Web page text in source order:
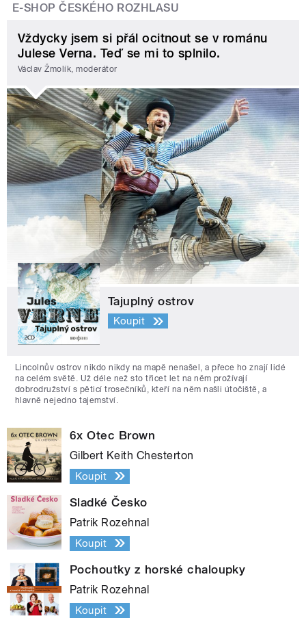
E-SHOP ČESKÉHO ROZHLASU
Vždycky jsem si přál ocitnout se v románu
Julese Verna. Teď se mi to splnilo.
Václav Žmolík, moderátor
Tajuplný ostrov
Koupit
Lincolnův ostrov nikdo nikdy na mapě nenašel, a přece ho znají lidé
na celém světě. Už déle než sto třicet let na něm prožívají
dobrodružství s pěticí trosečníků, kteří na něm našli útočiště, a
hlavně nejedno tajemství.
6x Otec Brown
Gilbert Keith Chesterton
Koupit
Sladké Česko
Patrik Rozehnal
Koupit
Pochoutky z horské chaloupky
Patrik Rozehnal
Koupit